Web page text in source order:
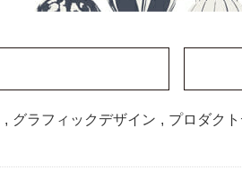
, グラフィックデザイン , プロダク